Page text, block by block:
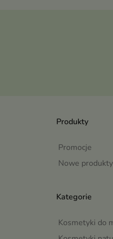
Produkty
Promocje
Nowe produkty
Kategorie
Kosmetyki do